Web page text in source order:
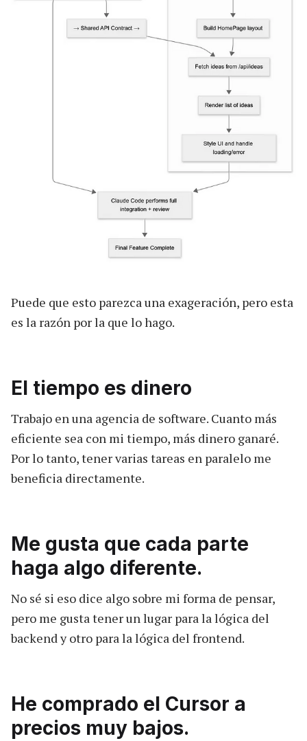
Puede que esto parezca una exageración, pero esta
es la razón por la que lo hago.
El tiempo es dinero
Trabajo en una agencia de software. Cuanto más
eficiente sea con mi tiempo, más dinero ganaré.
Por lo tanto, tener varias tareas en paralelo me
beneficia directamente.
Me gusta que cada parte
haga algo diferente.
No sé si eso dice algo sobre mi forma de pensar,
pero me gusta tener un lugar para la lógica del
backend y otro para la lógica del frontend.
He comprado el Cursor a
precios muy bajos.